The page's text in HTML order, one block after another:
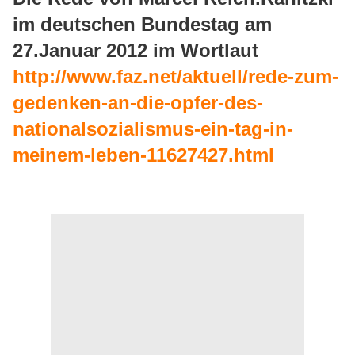
im deutschen Bundestag am
27.Januar 2012 im Wortlaut
http://www.faz.net/aktuell/rede-zum-
gedenken-an-die-opfer-des-
nationalsozialismus-ein-tag-in-
meinem-leben-11627427.html